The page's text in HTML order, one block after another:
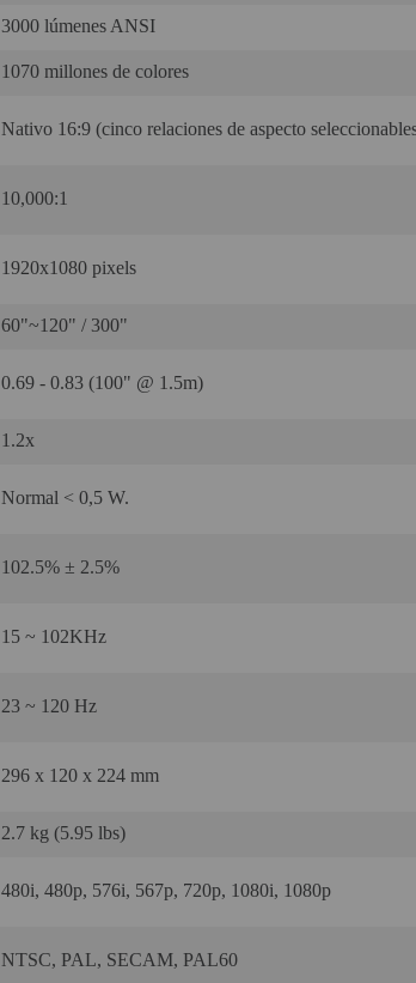
3000 lúmenes ANSI‎
1070 millones de colores‎
Nativo 16:9 (cinco relaciones de aspecto
10,000:1‎
1920x1080 pixels‎
60"~120" / 300"‎
0.69 - 0.83 (100" @ 1.5m)‎
1.2x‎
Normal < 0,5 W.‎
102.5% ± 2.5%‎
15 ~ 102KHz‎
23 ~ 120 Hz‎
296 x 120 x 224 mm‎
2.7 kg (5.95 lbs)‎
480i, 480p, 576i, 567p, 720p, 1080i, 1080p‎
NTSC, PAL, SECAM‎, PAL60‎